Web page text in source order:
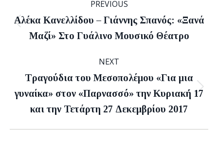
navigation
PREVIOUS
Previous
post:
Αλέκα Κανελλίδου – Γιάννης Σπανός: «Ξανά
Μαζί» Στο Γυάλινο Μουσικό Θέατρο
NEXT
Next
post:
Τραγούδια του Μεσοπολέμου «Για μια
γυναίκα» στον «Παρνασσό» την Κυριακή 17
και την Τετάρτη 27 Δεκεμβρίου 2017